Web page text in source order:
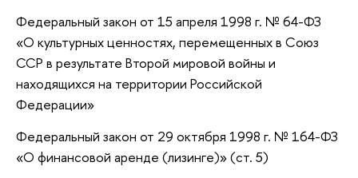
Федеральный закон от 15 апреля 1998 г. № 64-ФЗ
«О культурных ценностях, перемещенных в Союз
ССР в результате Второй мировой войны и
находящихся на территории Российской
Федерации»
Федеральный закон от 29 октября 1998 г. № 164-ФЗ
«О финансовой аренде (лизинге)» (ст. 5)